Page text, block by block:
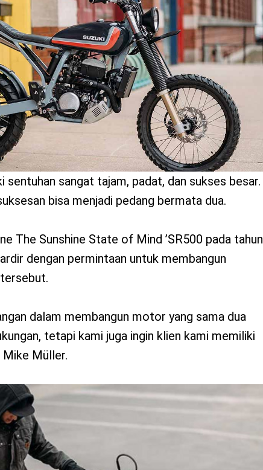
sangat tajam, padat, dan sukses besar.
bisa menjadi pedang bermata dua.
The Sunshine State of Mind ’SR500 pada tahun
dengan permintaan untuk membangun
dalam membangun motor yang sama dua
tetapi kami juga ingin klien kami memiliki
Mike Müller.